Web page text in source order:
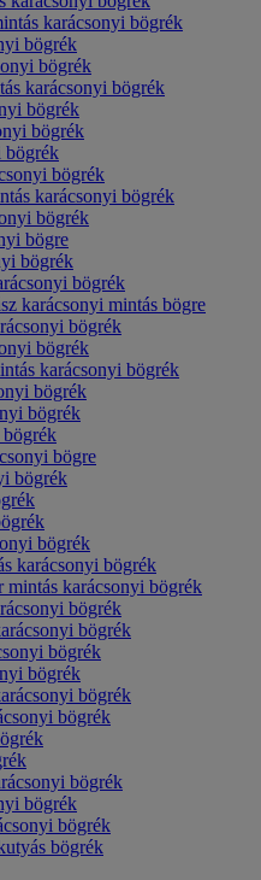
karácsonyi bögrék
bögrék
bögrék
karácsonyi bögrék
bögrék
bögrék
bögrék
bögrék
karácsonyi bögrék
bögrék
bögre
bögrék
bögrék
karácsonyi mintás bögre
bögrék
bögrék
karácsonyi bögrék
bögrék
bögrék
bögre
bögrék
bögrék
karácsonyi bögrék
mintás karácsonyi bögrék
bögrék
bögrék
bögrék
bögrék
bögrék
bögrék
bögrék
bögrék
bögrék
bögrék